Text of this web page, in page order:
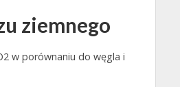
ziemnego
w porównaniu do węgla i